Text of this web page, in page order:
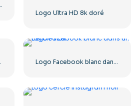
Logo Ultra HD 8k doré